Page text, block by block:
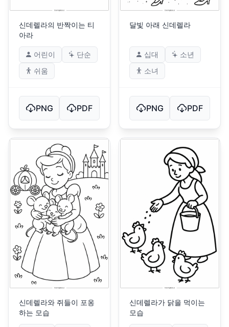
신데렐라의 반짝이는 티
아라
어린이
단순
쉬움
PNG PDF
달빛 아래 신데렐라
십대
소년
소녀
PNG PDF
신데렐라와 쥐들이 포옹
하는 모습
신데렐라가 닭을 먹이는
모습